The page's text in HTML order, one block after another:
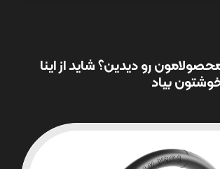
رو دیدین؟ شاید از اینا
بیاد